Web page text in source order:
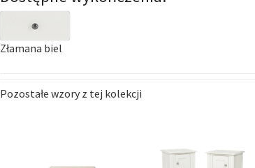
Złamana biel
Pozostałe wzory z tej kolekcji